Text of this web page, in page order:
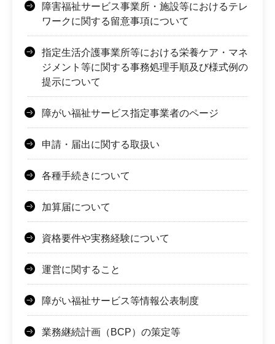
障害福祉サービス事業所・施設等におけるテレ
ワークに関する留意事項について
指定生活介護事業所等における栄養ケア・マネ
ジメント等に関する事務処理手順及び様式例の
提示について
障がい福祉サービス指定事業者のページ
申請・届出に関する取扱い
各種手続きについて
加算届について
資格要件や実務経験について
運営に関すること
障がい福祉サービス等情報公表制度
業務継続計画（BCP）の策定等